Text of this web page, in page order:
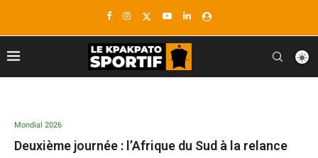
Mondial 2026
Deuxième journée : l’Afrique du Sud à la relance